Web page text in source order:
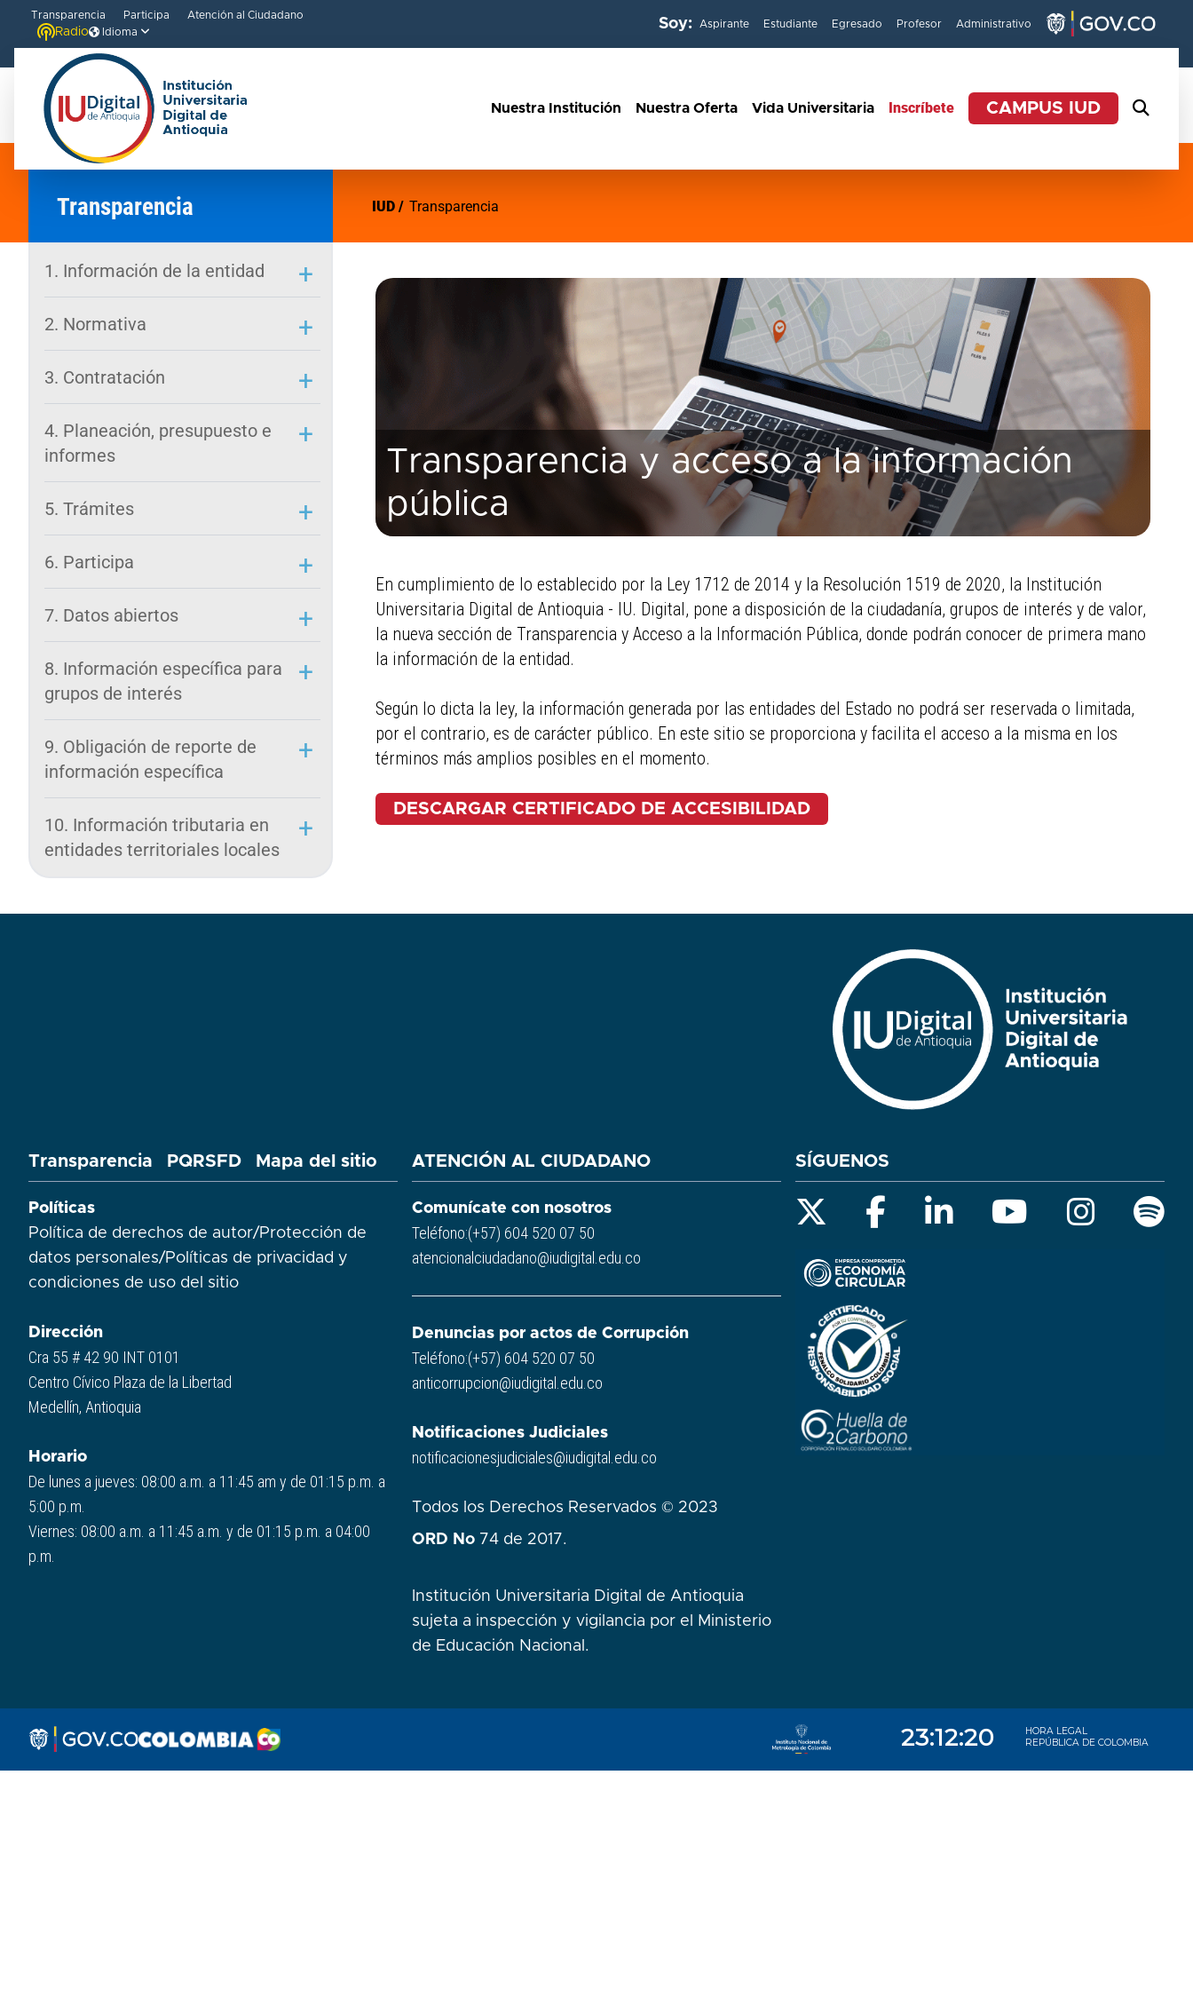
Transparencia Participa Atención al Ciudadano
Radio Idioma Soy: Aspirante Estudiante Egresado Profesor Administrativo
Nuestra Institución Nuestra Oferta Vida Universitaria Inscríbete CAMPUS IUD
Transparencia IUD Transparencia
1. Información de la entidad
2. Normativa
3. Contratación
4. Planeación, presupuesto e
informes
5. Trámites
6. Participa
7. Datos abiertos
8. Información específica para
grupos de interés
9. Obligación de reporte de
información específica
10. Información tributaria en
entidades territoriales locales
Transparencia y acceso a la información
pública
En cumplimiento de lo establecido por la Ley 1712 de 2014 y la Resolución 1519 de 2020, la Institución
Universitaria Digital de Antioquia - IU. Digital, pone a disposición de la ciudadanía, grupos de interés y de valor,
la nueva sección de Transparencia y Acceso a la Información Pública, donde podrán conocer de primera mano
la información de la entidad.
Según lo dicta la ley, la información generada por las entidades del Estado no podrá ser reservada o limitada,
por el contrario, es de carácter público. En este sitio se proporciona y facilita el acceso a la misma en los
términos más amplios posibles en el momento.
DESCARGAR CERTIFICADO DE ACCESIBILIDAD
Transparencia PQRSFD Mapa del sitio
Políticas
Política de derechos de autor/Protección de
datos personales/Políticas de privacidad y
condiciones de uso del sitio​
Dirección
Cra 55 # 42 90 INT 0101
Centro Cívico Plaza de la Libertad
Medellín, Antioquia
Horario
De lunes a jueves: 08:00 a.m. a 11:45 am y de 01:15 p.m. a
5:00 p.m.
Viernes: 08:00 a.m. a 11:45 a.m. y de 01:15 p.m. a 04:00
p.m.
ATENCIÓN AL CIUDADANO
Comunícate con nosotros
Teléfono:(+57) 604 520 07 50
atencionalciudadano@iudigital.edu.co
Denuncias por actos de Corrupción
Teléfono:(+57) 604 520 07 50
anticorrupcion@iudigital.edu.co
Notificaciones Judiciales
notificacionesjudiciales@iudigital.edu.co
Todos los Derechos Reservados © 2023
ORD No 74 de 2017.
Institución Universitaria Digital de Antioquia
sujeta a inspección y vigilancia por el Ministerio
de Educación Nacional.
SÍGUENOS